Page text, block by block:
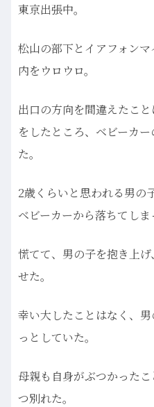
東京出張中。
松山の部下とイアフォン
内をウロウロ。
出口の方向を間違えたこ
をしたところ、ベビーカ
た。
2歳くらいと思われる男の
ベビーカーから落ちてしま
慌てて、男の子を抱き上
せた。
幸い大したことはなく、
っとしていた。
母親も自身がぶつかった
つ別れた。